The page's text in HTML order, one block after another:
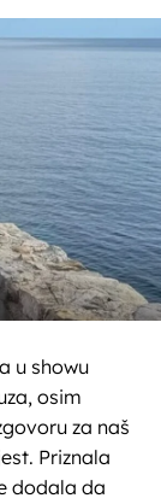
u showu
osim
za naš
Priznala
dodala da